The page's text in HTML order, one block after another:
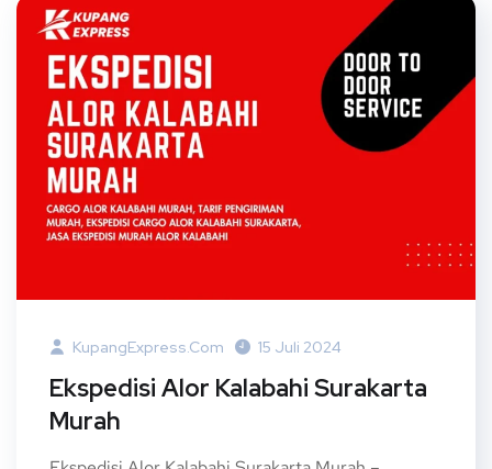
KupangExpress.com 15 Juli 2024
Ekspedisi Alor Kalabahi Surakarta
Murah